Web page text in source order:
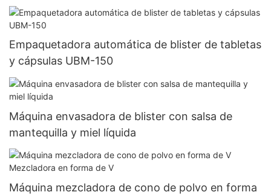
la tableta de la prensa farmacéutica química
química de la píldora
Empaquetadora automática de blister de tabletas
y cápsulas UBM-150
Máquina envasadora de blister con salsa de
mantequilla y miel líquida
Máquina mezcladora de cono de polvo en forma